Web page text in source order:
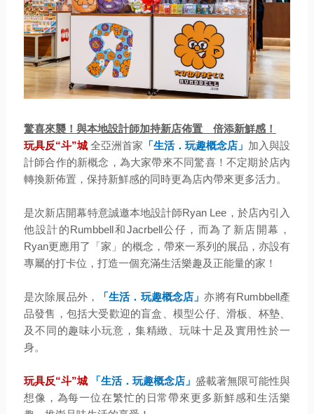
驚喜來襲！與本地設計師加持新店佈置 倍添新鮮感！
玩具反“斗”城 全亞洲首家 「生活．玩趣概念店」 加入與設
計師合作的新概念，為大家帶來不同驚喜！不定期於店內
轉換新佈置，保持新鮮感的同時更為店內帶來更多活力。
是次新店開幕特意誠邀本地設計師Ryan Lee，於店內引入
他設計的Rumbbell和Jacrbell公仔，而為了新店開幕，
Ryan更應用了「家」的概念，帶來一系列的展品，亦設有
專屬的打卡位，打造一個充滿生活樂趣及正能量的家！
是次除展品外， 「生活．玩趣概念店」亦將有Rumbbell產
品發售，包括大受歡迎的盲盒、模型公仔、滑板、杯墊、
及不同的趣味小玩意，集精緻、玩味十足及實用性於一
身。
玩具反“斗”城 「生活．玩趣概念店」盛載著無限可能性與
想像，為每一位在繁忙的日常帶來更多新鮮感和生活樂